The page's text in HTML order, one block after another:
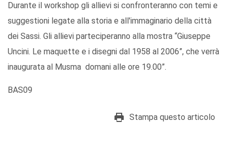
Durante il workshop gli allievi si confronteranno con temi e
suggestioni legate alla storia e all'immaginario della città
dei Sassi. Gli allievi parteciperanno alla mostra “Giuseppe
Uncini. Le maquette e i disegni dal 1958 al 2006”, che verrà
inaugurata al Musma domani alle ore 19.00”.
BAS09
Stampa questo articolo